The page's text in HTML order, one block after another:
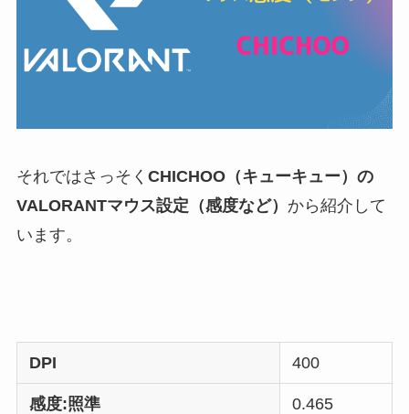
それではさっそく CHICHOO（キューキュー）の
VALORANTマウス設定（感度など） から紹介して
います。
DPI 400
感度:照準 0.465